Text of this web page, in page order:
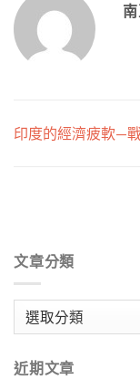
印度的經濟疲軟—
文章分類
章
類
近期文章